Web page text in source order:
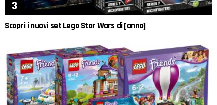
Scopri i nuovi set Lego Star Wars di [anno]